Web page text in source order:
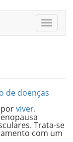
de doenças
porviver.
Trata-se
com um